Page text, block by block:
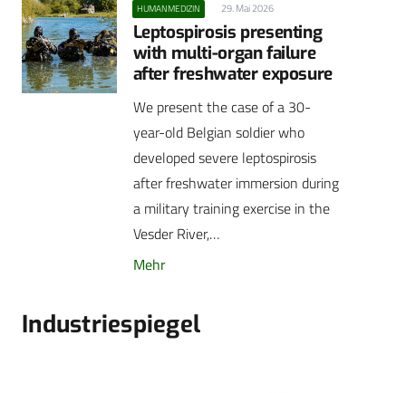
HUMANMEDIZIN 29. Mai 2026
Leptospirosis presenting
with multi-organ failure
after freshwater exposure
We present the case of a 30-
year-old Belgian soldier who
developed severe leptospirosis
after freshwater immersion during
a military training exercise in the
Vesder River,…
Mehr
Industriespiegel